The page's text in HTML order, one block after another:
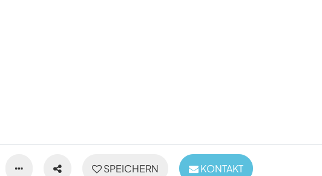
SPEICHERN KONTAKT